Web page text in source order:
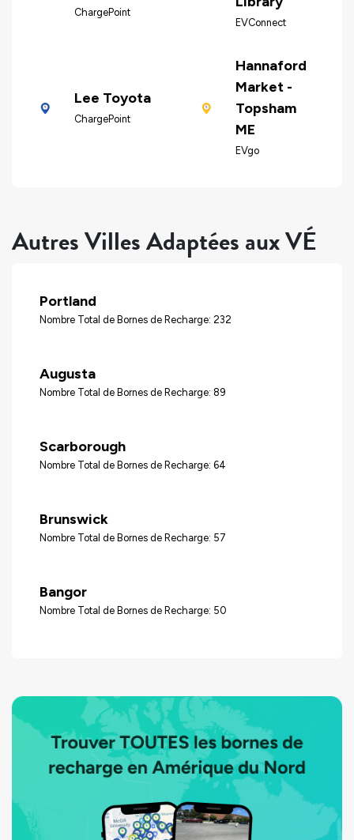
ChargePoint
EVConnect
Lee Toyota
ChargePoint
Hannaford
Market -
Topsham
ME
EVgo
Autres Villes Adaptées aux VÉ
Portland
Nombre Total de Bornes de Recharge: 232
Augusta
Nombre Total de Bornes de Recharge: 89
Scarborough
Nombre Total de Bornes de Recharge: 64
Brunswick
Nombre Total de Bornes de Recharge: 57
Bangor
Nombre Total de Bornes de Recharge: 50